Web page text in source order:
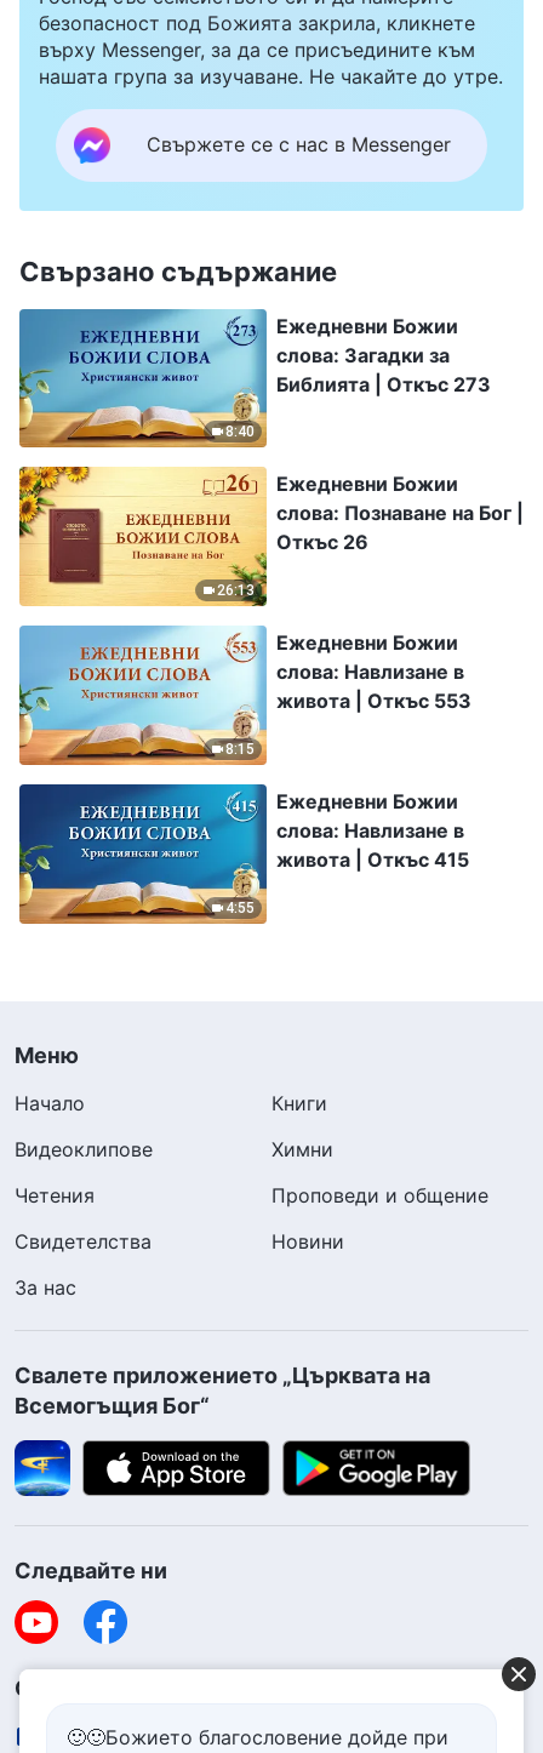
безопасност под Божията закрила, кликнете
върху Messenger, за да се присъедините към
нашата група за изучаване. Не чакайте до утре.
Свържете се с нас в Messenger
Свързано съдържание
8:40
Ежедневни Божии
слова: Загадки за
Библията | Откъс 273
26:13
Ежедневни Божии
слова: Познаване на Бог |
Откъс 26
8:15
Ежедневни Божии
слова: Навлизане в
живота | Откъс 553
4:55
Ежедневни Божии
слова: Навлизане в
живота | Откъс 415
Меню
Начало
Книги
Видеоклипове
Химни
Четения
Проповеди и общение
Свидетелства
Новини
За нас
Свалете приложението „Църквата на
Всемогъщия Бог“
Следвайте ни
Свържете се с нас
contact.bg@godfootsteps.org
🙂🙂Божието благословение дойде при